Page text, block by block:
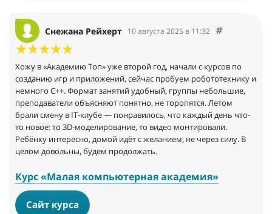
Снежана Рейхерт 10 августа 2025 в 11:32
Хожу в «Академию Топ» уже второй год, начали с курсов по
созданию игр и приложений, сейчас пробуем робототехнику и
немного C++. Формат занятий удобный, группы небольшие,
преподаватели объясняют понятно, не торопятся. Летом
брали смену в IT-клубе — понравилось, что каждый день что-
то новое: то 3D-моделирование, то видео монтировали.
Ребёнку интересно, домой идёт с желанием, не через силу. В
целом довольны, будем продолжать.
Курс «Малая компьютерная академия»
Сайт курса